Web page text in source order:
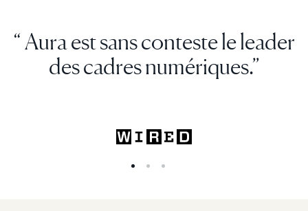
“ Aura est sans conteste le leader
des cadres numériques.”